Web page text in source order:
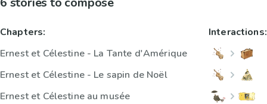
Chapters:
Ernest et Célestine - La Tante d'Amérique
Ernest et Célestine - Le sapin de Noël
Ernest et Célestine au musée
Interactions: